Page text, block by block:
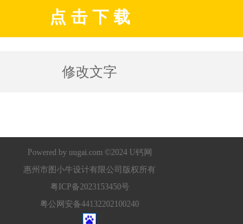
点 击 下 载
修改文字
Powered by uugai.com©2024 U钙网
惠州市图小牛设计有限公司版权所有
粤ICP备2023153450号
粤公网安备44132202100240